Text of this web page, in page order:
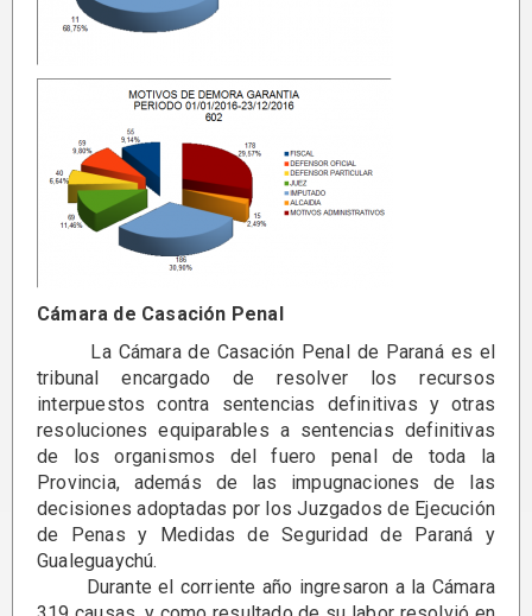
Cámara de Casación Penal
La Cámara de Casación Penal de Paraná es el
tribunal encargado de resolver los recursos
interpuestos contra sentencias definitivas y otras
resoluciones equiparables a sentencias definitivas
de los organismos del fuero penal de toda la
Provincia, además de las impugnaciones de las
decisiones adoptadas por los Juzgados de Ejecución
de Penas y Medidas de Seguridad de Paraná y
Gualeguaychú.
Durante el corriente año ingresaron a la Cámara